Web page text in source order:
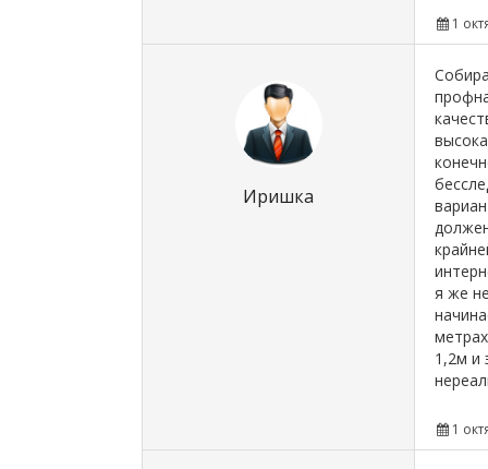
1
Иришка
я же
1,2м и
1